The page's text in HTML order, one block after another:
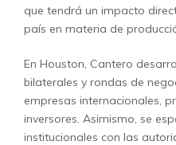
que tendrá un impacto
país en materia de
En Houston, Cantero
bilaterales y rondas de
empresas internacionales,
inversores. Asimismo, se
institucionales con las